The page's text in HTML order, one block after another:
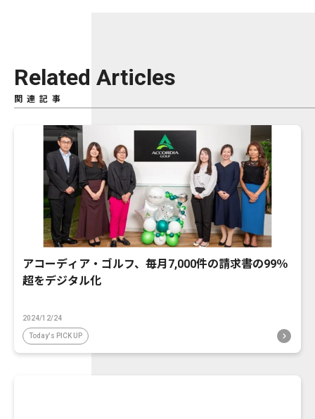
Related Articles
関連記事
アコーディア・ゴルフ、毎月7,000件の請求書の99％
超をデジタル化
2024/12/24
Today's PICK UP